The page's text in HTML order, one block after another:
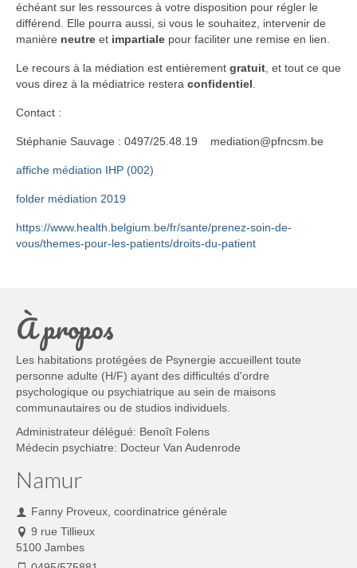
échéant sur les ressources à votre disposition pour régler le
différend. Elle pourra aussi, si vous le souhaitez, intervenir de
manière neutre et impartiale pour faciliter une remise en lien.
Le recours à la médiation est entièrement gratuit , et tout ce que
vous direz à la médiatrice restera confidentiel
Contact :
Stéphanie Sauvage : 0497/25.48.19 mediation@pfncsm.be
affiche médiation IHP (002)
folder médiation 2019
https://www.health.belgium.be/fr/sante/prenez-soin-de-
vous/themes-pour-les-patients/droits-du-patient
À propos
Les habitations protégées de Psynergie accueillent toute
personne adulte (H/F) ayant des difficultés d'ordre
psychologique ou psychiatrique au sein de maisons
communautaires ou de studios individuels.
Administrateur délégué: Benoît Folens
Médecin psychiatre: Docteur Van Audenrode
Namur
Fanny Proveux, coordinatrice générale
9 rue Tillieux
5100 Jambes